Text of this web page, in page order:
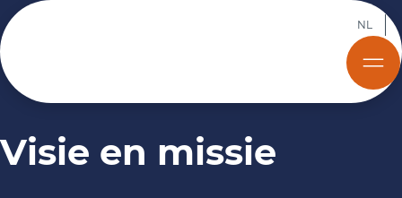
NL
Visie en missie